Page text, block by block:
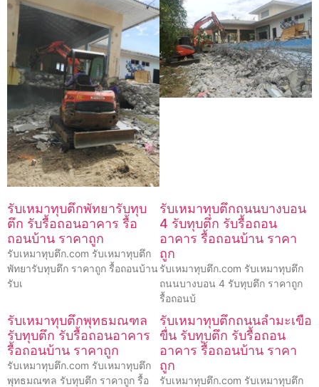
รับเหมาทุบตึกพัทยารับทุบ
ตึก รับรื้อถอนอาคาร รื้อ
ถอนบ้าน ราคาถูก
รับเหมาทุบตึก.com รับเหมาทุบตึก
พัทยารับทุบตึก ราคาถูก รื้อถอนบ้าน
รับเ
รับเหมาทุบตึกถนนบางบอน
4 รับทุบตึก รับรื้อถอน
อาคาร รื้อถอนบ้าน ราคา
ถูก
รับเหมาทุบตึก.com รับเหมาทุบตึก
ถนนบางบอน 4 รับทุบตึก ราคาถูก
รื้อถอนบ้
รับเหมาทุบตึกพุทธมณฑล
รับทุบตึก รับรื้อถอนอาคาร
รื้อถอนบ้าน ราคาถูก
รับเหมาทุบตึก.com รับเหมาทุบตึก
พุทธมณฑล รับทุบตึก ราคาถูก รื้อ
รับเหมาทุบตึกถนนลำมะเขือ
ขื่น รับทุบตึก รับรื้อถอน
อาคาร รื้อถอนบ้าน ราคา
ถูก
รับเหมาทุบตึก.com รับเหมาทุบตึก